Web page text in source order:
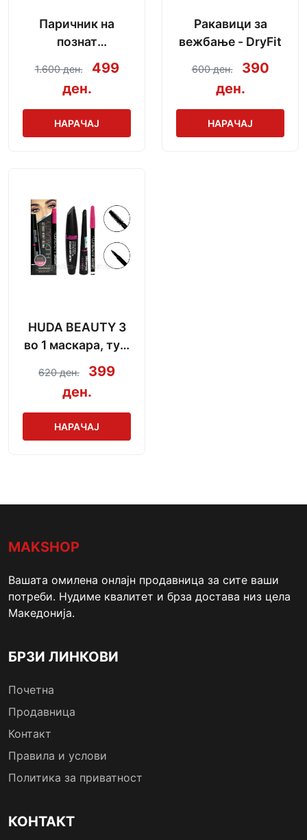
Паричник на
познат
производител
1.600 ден.
499
ден.
НАРАЧАЈ
Ракавици за
вежбање - DryFit
600 ден.
390
ден.
НАРАЧАЈ
HUDA BEAUTY 3
во 1 маскара, туш
и моливче за веѓи
(водоотпорни)
620 ден.
399
ден.
НАРАЧАЈ
MAKSHOP
Вашата омилена онлајн продавница за сите ваши
потреби. Нудиме квалитет и брза достава низ цела
Македонија.
БРЗИ ЛИНКОВИ
Почетна
Продавница
Контакт
Правила и услови
Политика за приватност
КОНТАКТ